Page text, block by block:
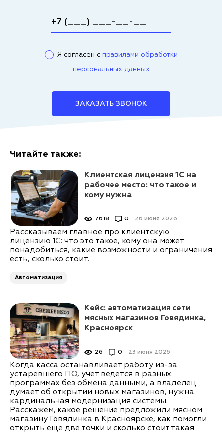
Я согласен с правилами обработки
персональных данных
ЗАКАЗАТЬ ЗВОНОК
Читайте также:
Клиентская лицензия 1С на
рабочее место: что такое и
кому нужна
26 июня 2026
7618 0
Рассказываем главное про клиентскую
лицензию 1С: что это такое, кому она может
понадобиться, какие возможности и ограничения
есть, сколько стоит.
Автоматизация
Кейс: автоматизация сети
мясных магазинов Говядинка,
Красноярск
23 июня 2026
26 0
Когда касса останавливает работу из-за
устаревшего ПО, учет ведется в разных
программах без обмена данными, а владелец
думает об открытии новых магазинов, нужна
кардинальная модернизация системы.
Расскажем, какое решение предложили мясном
магазину Говядинка в Красноярске, как помогли
открыть еще две точки и сколько стоит такая